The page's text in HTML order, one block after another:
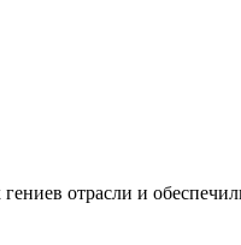
отрасли и